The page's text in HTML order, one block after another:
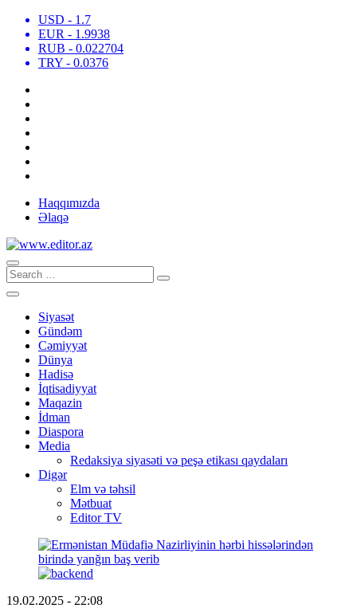
USD - 1.7
EUR - 1.9938
RUB - 0.022704
TRY - 0.0376
Haqqımızda
Əlaqə
Siyasət
Gündəm
Cəmiyyət
Dünya
Hadisə
İqtisadiyyat
Maqazin
İdman
Diaspora
Media
Redaksiya siyasəti və peşə etikası qaydaları
Digər
Elm və təhsil
Mətbuat
Editor TV
19.02.2025 - 22:08